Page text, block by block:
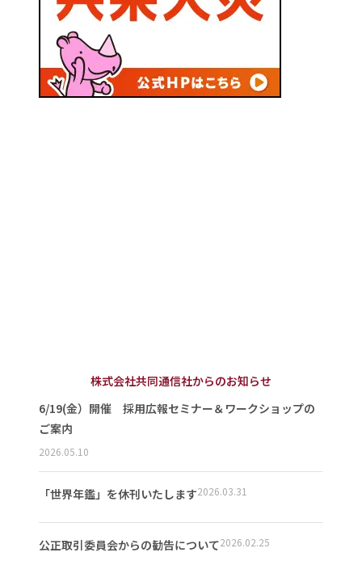
株式会社共同通信社からのお知らせ
6/19(金）開催 採用広報セミナー＆ワークショップの
ご案内
2026.05.10
「世界年鑑」を休刊いたします2026.03.31
公正取引委員会からの勧告について2026.02.25